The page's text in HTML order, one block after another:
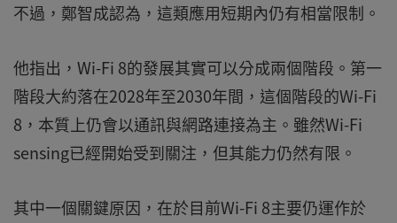
不過，鄭智成認為，這類應用短期內仍有相當限制。
他指出，Wi-Fi 8的發展其實可以分成兩個階段。第一
階段大約落在2028年至2030年間，這個階段的Wi-Fi
8，本質上仍會以通訊與網路連接為主。雖然Wi-Fi
sensing已經開始受到關注，但其能力仍然有限。
其中一個關鍵原因，在於目前Wi-Fi 8主要仍運作於